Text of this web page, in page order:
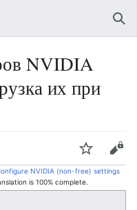
NVIDIA
их при
Watch Edit
NVIDIA (non-free) settings
is 100% complete.